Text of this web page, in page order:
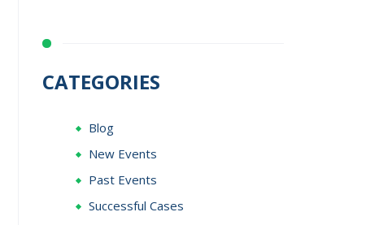
CATEGORIES
Blog
New Events
Past Events
Successful Cases